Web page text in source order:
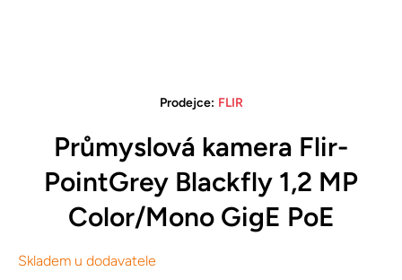
Prodejce: FLIR
Průmyslová kamera Flir-
PointGrey Blackfly 1,2 MP
Color/Mono GigE PoE
Skladem u dodavatele